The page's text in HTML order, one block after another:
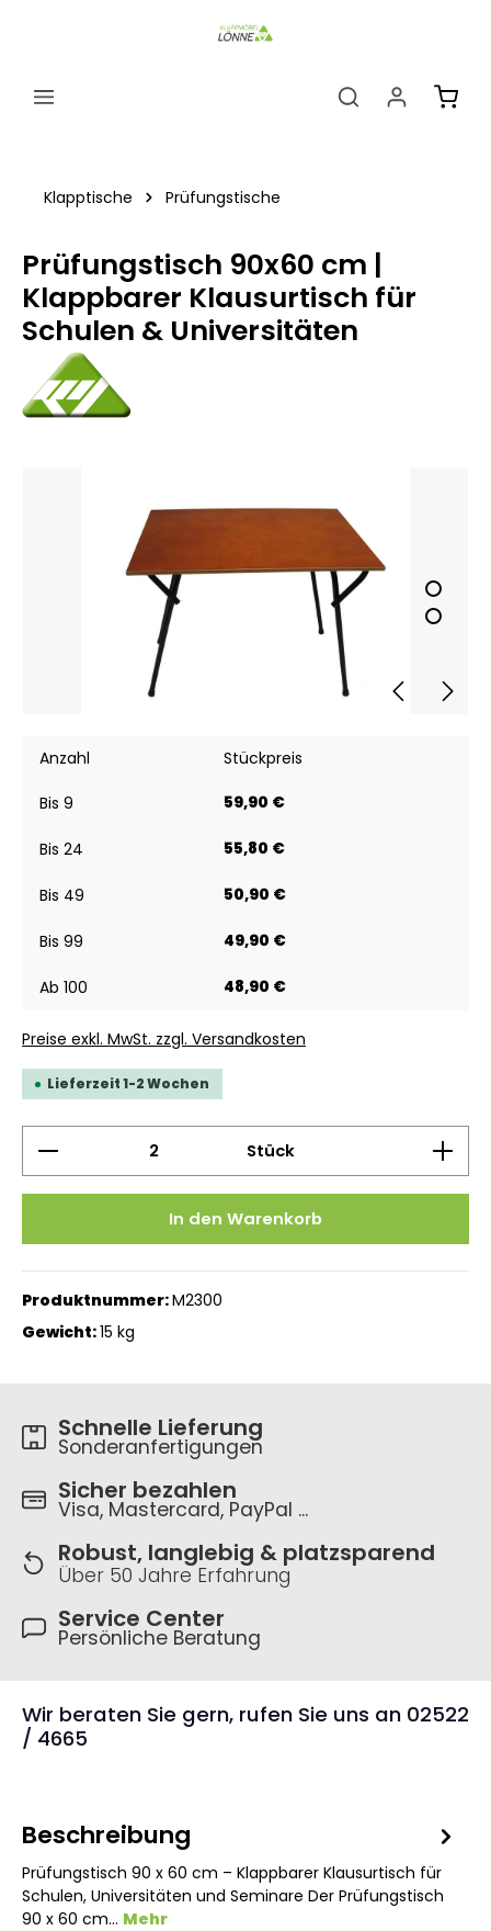
Klapptische Prüfungstische
Prüfungstisch 90x60 cm |
Klappbarer Klausurtisch für
Schulen & Universitäten
Anzahl Stückpreis
Bis 9 59,90 €
Bis 24 55,80 €
Bis 49 50,90 €
Bis 99 49,90 €
Ab 100 48,90 €
Preise exkl. MwSt. zzgl. Versandkosten
Lieferzeit 1-2 Wochen
Produkt Anzahl: Gib den gewünschten Wert
Stück
In den Warenkorb
Produktnummer:M2300
Gewicht:15 kg
Schnelle Lieferung
Sonderanfertigungen
Sicher bezahlen
Visa, Mastercard, PayPal ...
Robust, langlebig & platzsparend
Über 50 Jahre Erfahrung
Service Center
Persönliche Beratung
Wir beraten Sie gern, rufen Sie uns an 02522
/ 4665
Beschreibung
Prüfungstisch 90 x 60 cm – Klappbarer Klausurtisch für
Schulen, Universitäten und Seminare Der Prüfungstisch
90 x 60 cm… Mehr